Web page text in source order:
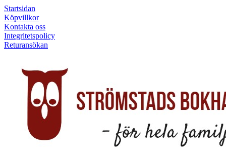
Startsidan
Köpvillkor
Kontakta oss
Integritetspolicy
Returansökan